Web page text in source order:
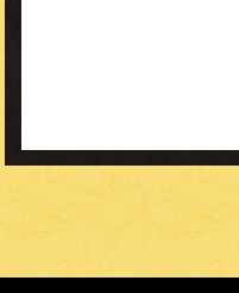
TEL:0470-73-2049
Facebook：
http://
Twitter：
http://goo.gl/
mixi：http://goo.gl/e07ifx
アメブロ：http://